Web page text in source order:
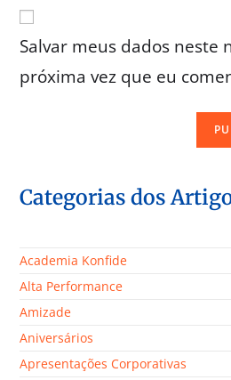
Salvar meus dados neste
próxima vez que eu
Categorias dos
Academia Konfide
Alta Performance
Amizade
Aniversários
Apresentações Corporativas